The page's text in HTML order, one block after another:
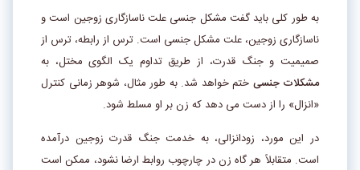
به طور کلی باید گفت مشکل جنسی علت ناسازگاری زوجین است و
ناسازگاری زوجین، علت مشکل جنسی است. ترس از رابطه، ترس از
صمیمیت و جنگ قدرت، از طریق تداوم یک الگوی مختل، به
مشکلات جنسی ختم خواهد شد. به طور مثال، شوهر زمانی کنترل
«انزال» را از دست می ­‌دهد که زن بر او مسلط شود.
در این مورد، زودانزالی، به خدمت جنگ قدرت زوجین درآمده
است. متقابلاً هر گاه زن در چارچوب روابط ارضا نشود، ممکن است